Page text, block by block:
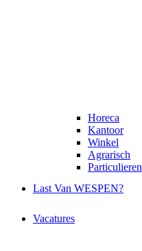
Horeca
Kantoor
Winkel
Agrarisch
Particulieren
Last Van WESPEN?
Vacatures